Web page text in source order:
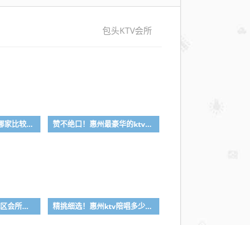
包头KTV会所
颜值出众！惠州ktv哪家比较好-首选金叶酒店ktv会所消费行情推荐 赞不绝口！惠州最豪华的ktv-首选金玉满堂ktv会所消费行情推荐
绝色佳人！惠州惠城区会所哪家好-首选皇家公馆ktv会所消费行情推荐 精挑细选！惠州ktv陪唱多少钱-首选丽景国际ktv会所消费行情推荐